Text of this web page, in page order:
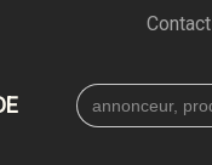
Contact
Search
for: